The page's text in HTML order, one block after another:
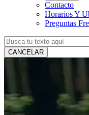
Contacto
Horarios Y
Preguntas
CANCELAR